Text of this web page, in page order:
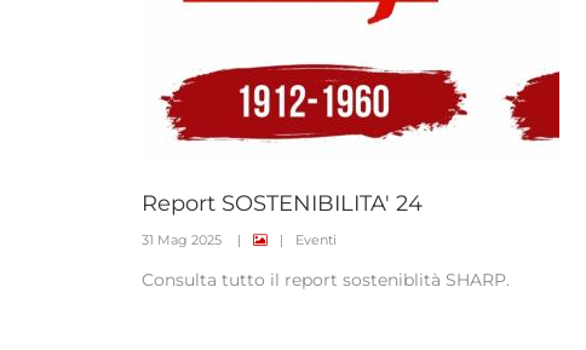
Report SOSTENIBILITA' 24
31 Mag 2025 | | Eventi
Consulta tutto il report sosteniblità SHARP.